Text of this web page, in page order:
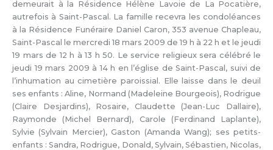
demeurait à la Résidence Hélène Lavoie de La Pocatière,
autrefois à Saint-Pascal. La famille recevra les condoléances
à la Résidence Funéraire Daniel Caron, 353 avenue Chapleau,
Saint-Pascal le mercredi 18 mars 2009 de 19 h à 22 h et le jeudi
19 mars de 12 h à 13 h 50. Le service religieux sera célébré le
jeudi 19 mars 2009 à 14 h en l’église de Saint-Pascal, suivi de
l’inhumation au cimetière paroissial. Elle laisse dans le deuil
ses enfants : Aline, Normand (Madeleine Bourgeois), Rodrigue
(Claire Desjardins), Rosaire, Claudette (Jean-Luc Dallaire),
Raymonde (Michel Bernard), Carole (Ferdinand Laplante),
Sylvie (Sylvain Mercier), Gaston (Amanda Wang); ses petits-
enfants : Sandra, Rodrigue, Donald, Sylvain, Sébastien, Nicolas,